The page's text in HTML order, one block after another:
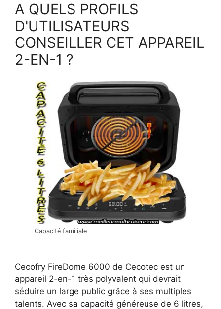
A QUELS PROFILS
D'UTILISATEURS
CONSEILLER CET APPAREIL
2-EN-1 ?
Capacité familiale
Cecofry FireDome 6000 de Cecotec est un
appareil 2-en-1 très polyvalent qui devrait
séduire un large public grâce à ses multiples
talents. Avec sa capacité généreuse de 6 litres,